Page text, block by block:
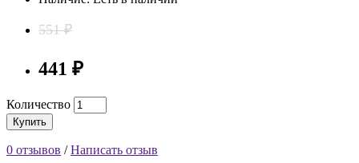
551 ₽
441 ₽
Количество
Купить
0 отзывов /Написать отзыв